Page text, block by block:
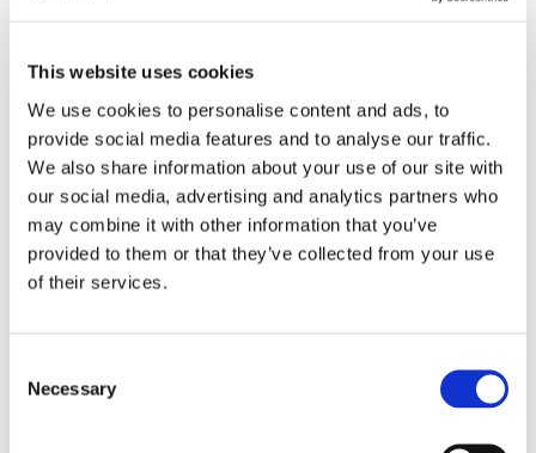
This website uses cookies
We use cookies to personalise content and ads, to
provide social media features and to analyse our traffic.
We also share information about your use of our site with
our social media, advertising and analytics partners who
may combine it with other information that you’ve
provided to them or that they’ve collected from your use
of their services.
Selection
Necessary
NORTE LAAJENEE JULKISEEN
RAHOITUKSEEN – TERVETULOA
JARI HAKANEN
Kirjoittanut Norte Advisory|helmi 1, 2026 |Kaikki,
Uutiset